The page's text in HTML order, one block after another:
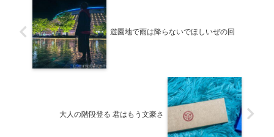
遊園地で雨は降らないでほしいぜの回
大人の階段登る 君はもう文豪さ